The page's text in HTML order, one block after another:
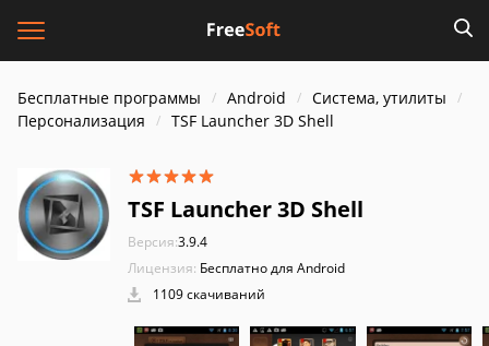
Бесплатные программы Android
Система, утилиты
Персонализация
TSF Launcher 3D Shell
TSF Launcher 3D Shell
Версия:3.9.4
Лицензия: Бесплатно для Android
1109 скачиваний